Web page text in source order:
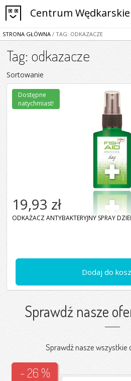
Centrum
STRONA GŁÓWNA / TAG: ODKAZACZE
Tag: odkazacze
Sortowanie
Dodaj do
19,93 zł
ODKAŻACZ ANTYBAKTERYJNY SPRAY
Dostępne
natychmiast!
Sprawdź nasze
Sprawdź nasze wszystkie
- 26 %